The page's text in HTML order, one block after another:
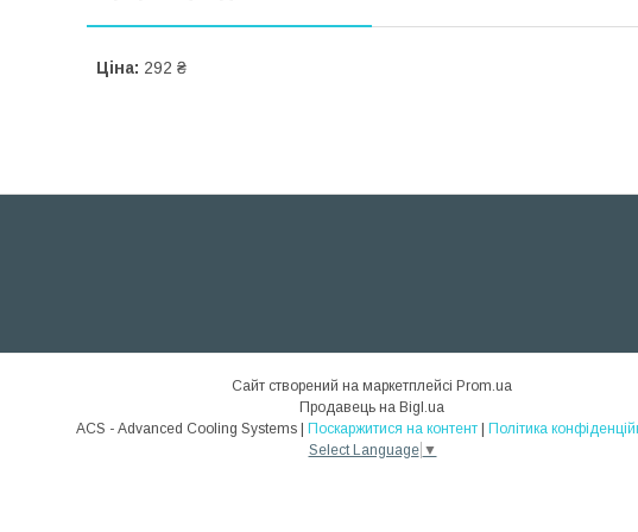
Ціна: 292 ₴
Сайт створений на маркетплейсі Prom.ua
Продавець на Bigl.ua
ACS - Advanced Cooling Systems | Поскаржитися на контент | Політика
Select Language ▼